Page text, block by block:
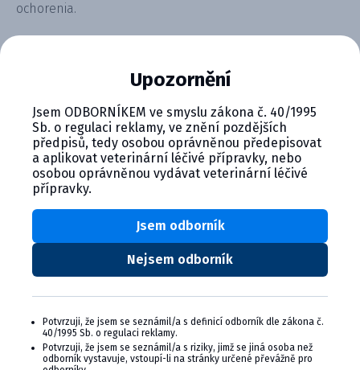
ochorenia.
Alternativní produkty
CLOTEAN injekčná suspenzia pre...
Product details
Upozornění
Jsem ODBORNÍKEM ve smyslu zákona č. 40/1995
Sb. o regulaci reklamy, ve znění pozdějších
předpisů, tedy osobou oprávněnou předepisovat
a aplikovat veterinární léčivé přípravky, nebo
osobou oprávněnou vydávat veterinární léčivé
přípravky.
Nejsem odborník
Jsem odborník
Potvrzuji, že jsem se seznámil/a s definicí odborník dle zákona č.
40/1995 Sb. o regulaci reklamy.
Potvrzuji, že jsem se seznámil/a s riziky, jimž se jiná osoba než
odborník vystavuje, vstoupí-li na stránky určené převážně pro